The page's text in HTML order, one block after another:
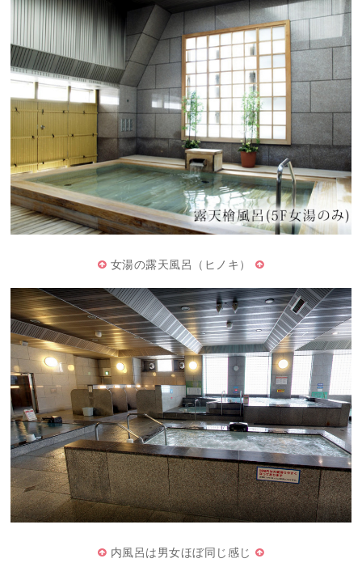
女湯の露天風呂（ヒノキ）
内風呂は男女ほぼ同じ感じ